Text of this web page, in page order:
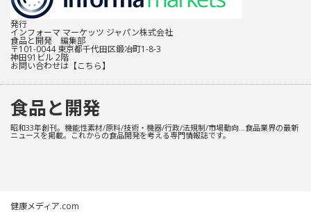
発行
インフォーマ マーケッツ ジャパン株式会社
食品と開発 編集部
〒101-0044 東京都千代田区鍛冶町1-8-3
神田91ビル 2階
お問い合わせは 【こちら】
食品と開発
昭和33年創刊。機能性素材/原料/技術・機器/行政/法規制/市場動向…食品業界の最新
ニュースを掲載。これからの食品開発を考える専門情報誌です。
健康メディア.com